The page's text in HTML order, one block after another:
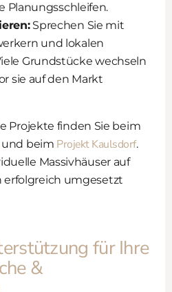
Planungsschleifen.
Sprechen Sie mit
und lokalen
Grundstücke wechseln
sie auf den Markt
Projekte finden Sie beim
beim Projekt Kaulsdorf.
Massivhäuser auf
erfolgreich umgesetzt
für Ihre
&